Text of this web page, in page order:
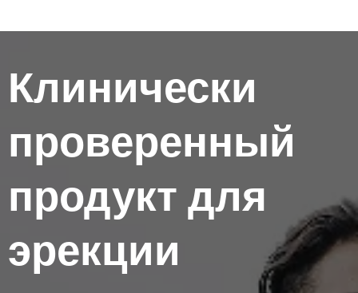
Клинически
проверенный
продукт для
эрекции